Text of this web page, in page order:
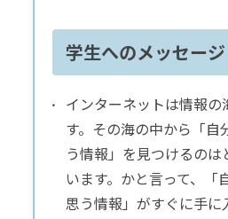
学生へのメッセージ
インターネットは情報の
す。その海の中から「自
う情報」を見つけるのは
います。かと言って、「
思う情報」がすぐに手に